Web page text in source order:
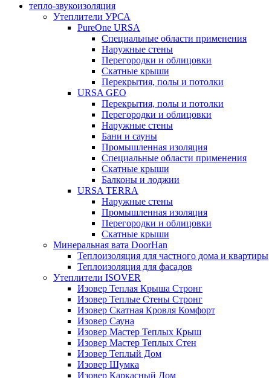
тепло-звукоизоляция
Утеплители УРСА
PureOne URSA
Специальные области применения
Наружные стены
Перегородки и облицовки
Скатные крыши
Перекрытия, полы и потолки
URSA GEO
Перекрытия, полы и потолки
Перегородки и облицовки
Наружные стены
Бани и сауны
Промышленная изоляция
Специальные области применения
Скатные крыши
Балконы и лоджии
URSA TERRA
Наружные стены
Промышленная изоляция
Перегородки и облицовки
Скатные крыши
Минеральная вата DoorHan
Теплоизоляция для частного дома и квартиры
Теплоизоляция для фасадов
Утеплители ISOVER
Изовер Теплая Крыша Стронг
Изовер Теплые Стены Стронг
Изовер Скатная Кровля Комфорт
Изовер Сауна
Изовер Мастер Теплых Крыш
Изовер Мастер Теплых Стен
Изовер Теплый Дом
Изовер Шумка
Изовер Каркасный Дом